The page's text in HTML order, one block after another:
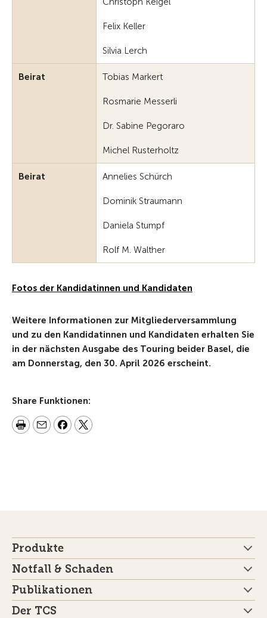
Felix Keller
Silvia Lerch
Beirat Tobias Markert
Rosmarie Messerli
Dr. Sabine Pegoraro
Michel Rusterholtz
Beirat Annelies Schürch
Dominik Straumann
Daniela Stumpf
Rolf M. Walther
Fotos der Kandidatinnen und Kandidaten
Weitere Informationen zur Mitgliederversammlung
und zu den Kandidatinnen und Kandidaten erhalten Sie
in der nächsten Ausgabe des Touring beider Basel, die
am Donnerstag, den 30. April 2026 erscheint.
Share Funktionen:
Produkte
Notfall & Schaden
Publikationen
Der TCS